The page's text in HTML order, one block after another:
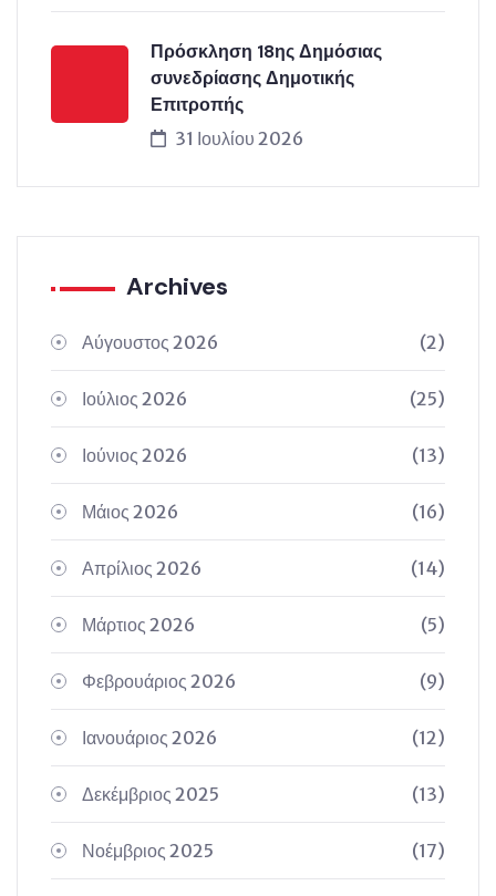
Πρόσκληση 18ης Δημόσιας
συνεδρίασης Δημοτικής
Επιτροπής
31 Ιουλίου 2026
Archives
Αύγουστος 2026 (2)
Ιούλιος 2026 (25)
Ιούνιος 2026 (13)
Μάιος 2026 (16)
Απρίλιος 2026 (14)
Μάρτιος 2026 (5)
Φεβρουάριος 2026 (9)
Ιανουάριος 2026 (12)
Δεκέμβριος 2025 (13)
Νοέμβριος 2025 (17)